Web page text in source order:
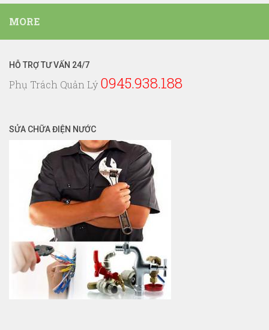
Vụ
Điện
MORE
HỖ TRỢ TƯ VẤN 24/7
Phụ Trách Quản Lý 0945.938.188
SỬA CHỮA ĐIỆN NƯỚC